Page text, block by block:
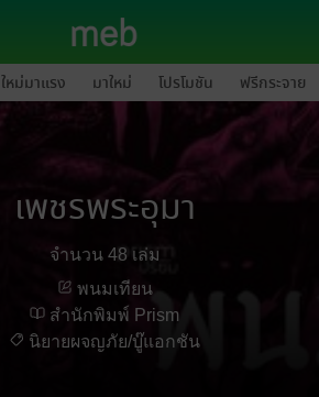
ใหม่มาแรง มาใหม่ โปรโมชัน ฟรีกระจาย
เพชรพระอุมา
จำนวน 48 เล่ม
พนมเทียน
สำนักพิมพ์ Prism
นิยายผจญภัย/บู๊แอกชัน